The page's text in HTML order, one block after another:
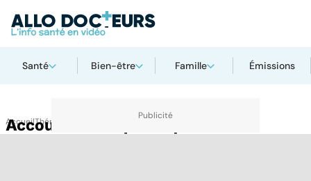
Santé Bien-être Famille Émissions
AccueilThématiques
Accouchement provoqué